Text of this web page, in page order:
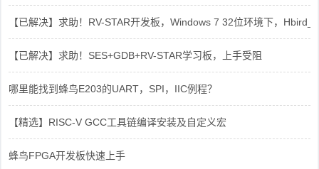
【已解决】求助！RV-STAR开发板，Windows 7 32位环境下，
【已解决】求助！SES+GDB+RV-STAR学习板，上手受阻
哪里能找到蜂鸟E203的UART，SPI，IIC例程？
【精选】RISC-V GCC工具链编译安装及自定义宏
蜂鸟FPGA开发板快速上手